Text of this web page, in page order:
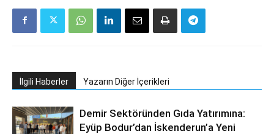
İlgili Haberler Yazarın Diğer İçerikleri
Demir Sektöründen Gıda Yatırımına:
Eyüp Bodur’dan İskenderun’a Yeni